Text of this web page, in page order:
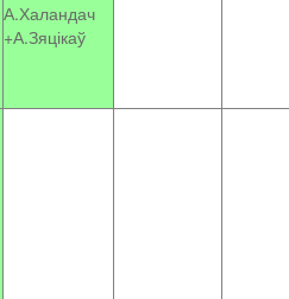
А.Халандач
+А.Зяцікаў